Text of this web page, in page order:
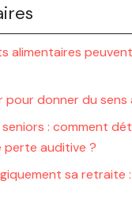
alimentaires
pour donner du
seniors : comment
perte auditive ?
sa retraite